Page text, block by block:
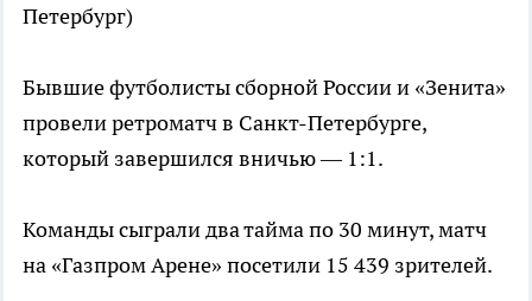
Петербург)
Бывшие футболисты сборной России и «Зенита»
провели ретроматч в Санкт-Петербурге,
который завершился вничью — 1:1.
Команды сыграли два тайма по 30 минут, матч
на «Газпром Арене» посетили 15 439 зрителей.